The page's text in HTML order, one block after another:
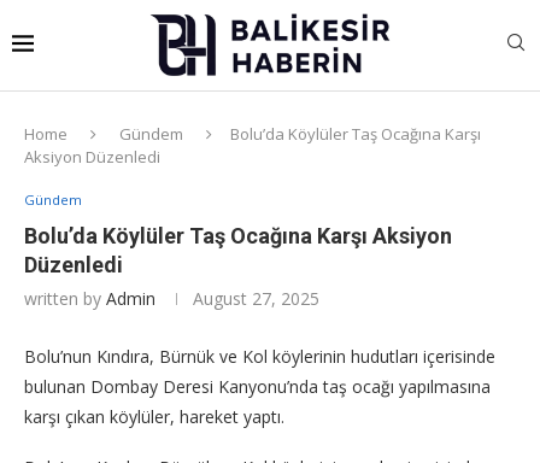
Home Gündem
Bolu’da Köylüler Taş Ocağına Karşı
Aksiyon Düzenledi
Gündem
Bolu’da Köylüler Taş Ocağına Karşı Aksiyon
Düzenledi
written by Admin August 27, 2025
Bolu’nun Kındıra, Bürnük ve Kol köylerinin hudutları içerisinde
bulunan Dombay Deresi Kanyonu’nda taş ocağı yapılmasına
karşı çıkan köylüler, hareket yaptı.